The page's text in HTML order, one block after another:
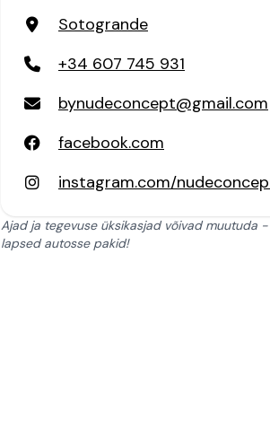
Sotogrande
+34 607 745 931
bynudeconcept@gmail.com
facebook.com
instagram.com/
Ajad ja tegevuse üksikasjad võivad muutuda
lapsed autosse pakid!